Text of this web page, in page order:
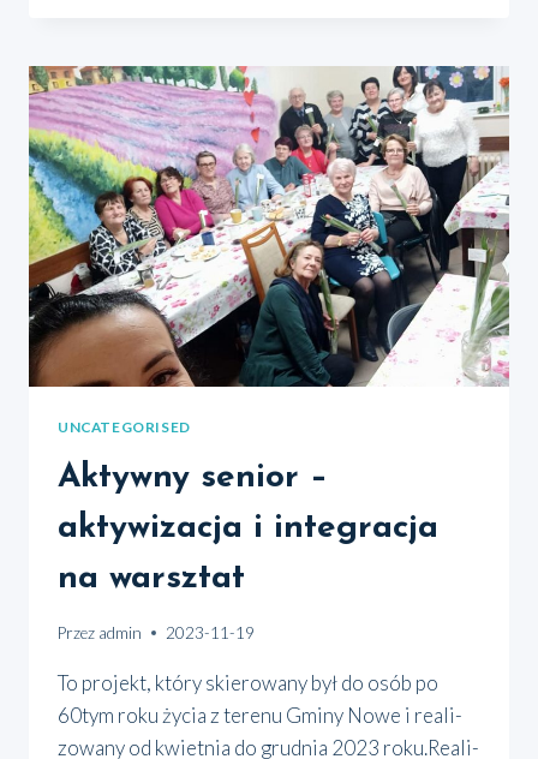
VII
POZARZĄDOWY
KIERMASZ
ŚWIĄTECZNY
OD
GODZINY
15.00
RYNEK
W
NOWEM
NAD
WISŁĄ.
UNCATEGORISED
Aktywny senior –
aktywizacja i integracja
na warsztat
Przez admin 2023-11-19
To pro­jekt, któ­ry skie­ro­wa­ny był do osób po
60tym roku życia z tere­nu Gmi­ny Nowe i reali­
zo­wa­ny od kwiet­nia do grud­nia 2023 roku.Reali­